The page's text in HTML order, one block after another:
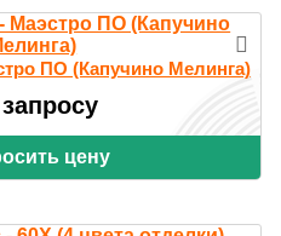
ПО (Капучино Мелинга)
цену